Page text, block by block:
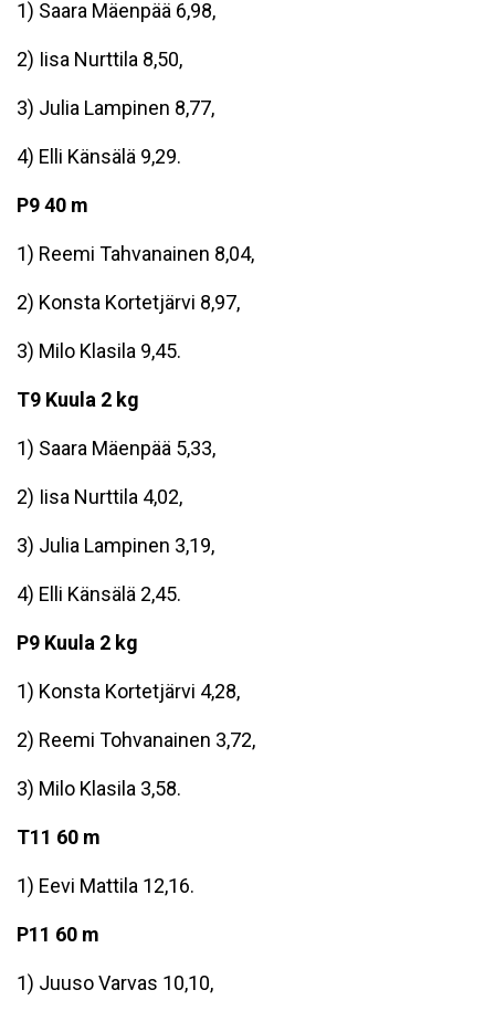
1) Saara Mäenpää 6,98,
2) Iisa Nurttila 8,50,
3) Julia Lampinen 8,77,
4) Elli Känsälä 9,29.
P9 40 m
1) Reemi Tahvanainen 8,04,
2) Konsta Kortetjärvi 8,97,
3) Milo Klasila 9,45.
T9 Kuula 2 kg
1) Saara Mäenpää 5,33,
2) Iisa Nurttila 4,02,
3) Julia Lampinen 3,19,
4) Elli Känsälä 2,45.
P9 Kuula 2 kg
1) Konsta Kortetjärvi 4,28,
2) Reemi Tohvanainen 3,72,
3) Milo Klasila 3,58.
T11 60 m
1) Eevi Mattila 12,16.
P11 60 m
1) Juuso Varvas 10,10,